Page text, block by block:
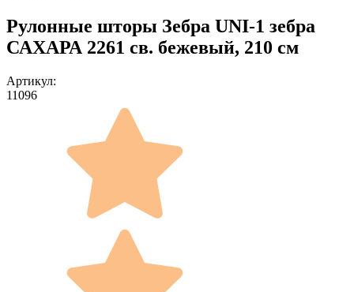
Рулонные шторы Зебра UNI-1 зебра
САХАРА 2261 св. бежевый, 210 см
Артикул:
11096